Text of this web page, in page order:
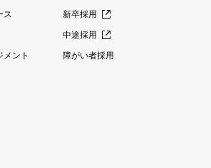
ス
ント
新卒採用
中途採用
障がい者採用